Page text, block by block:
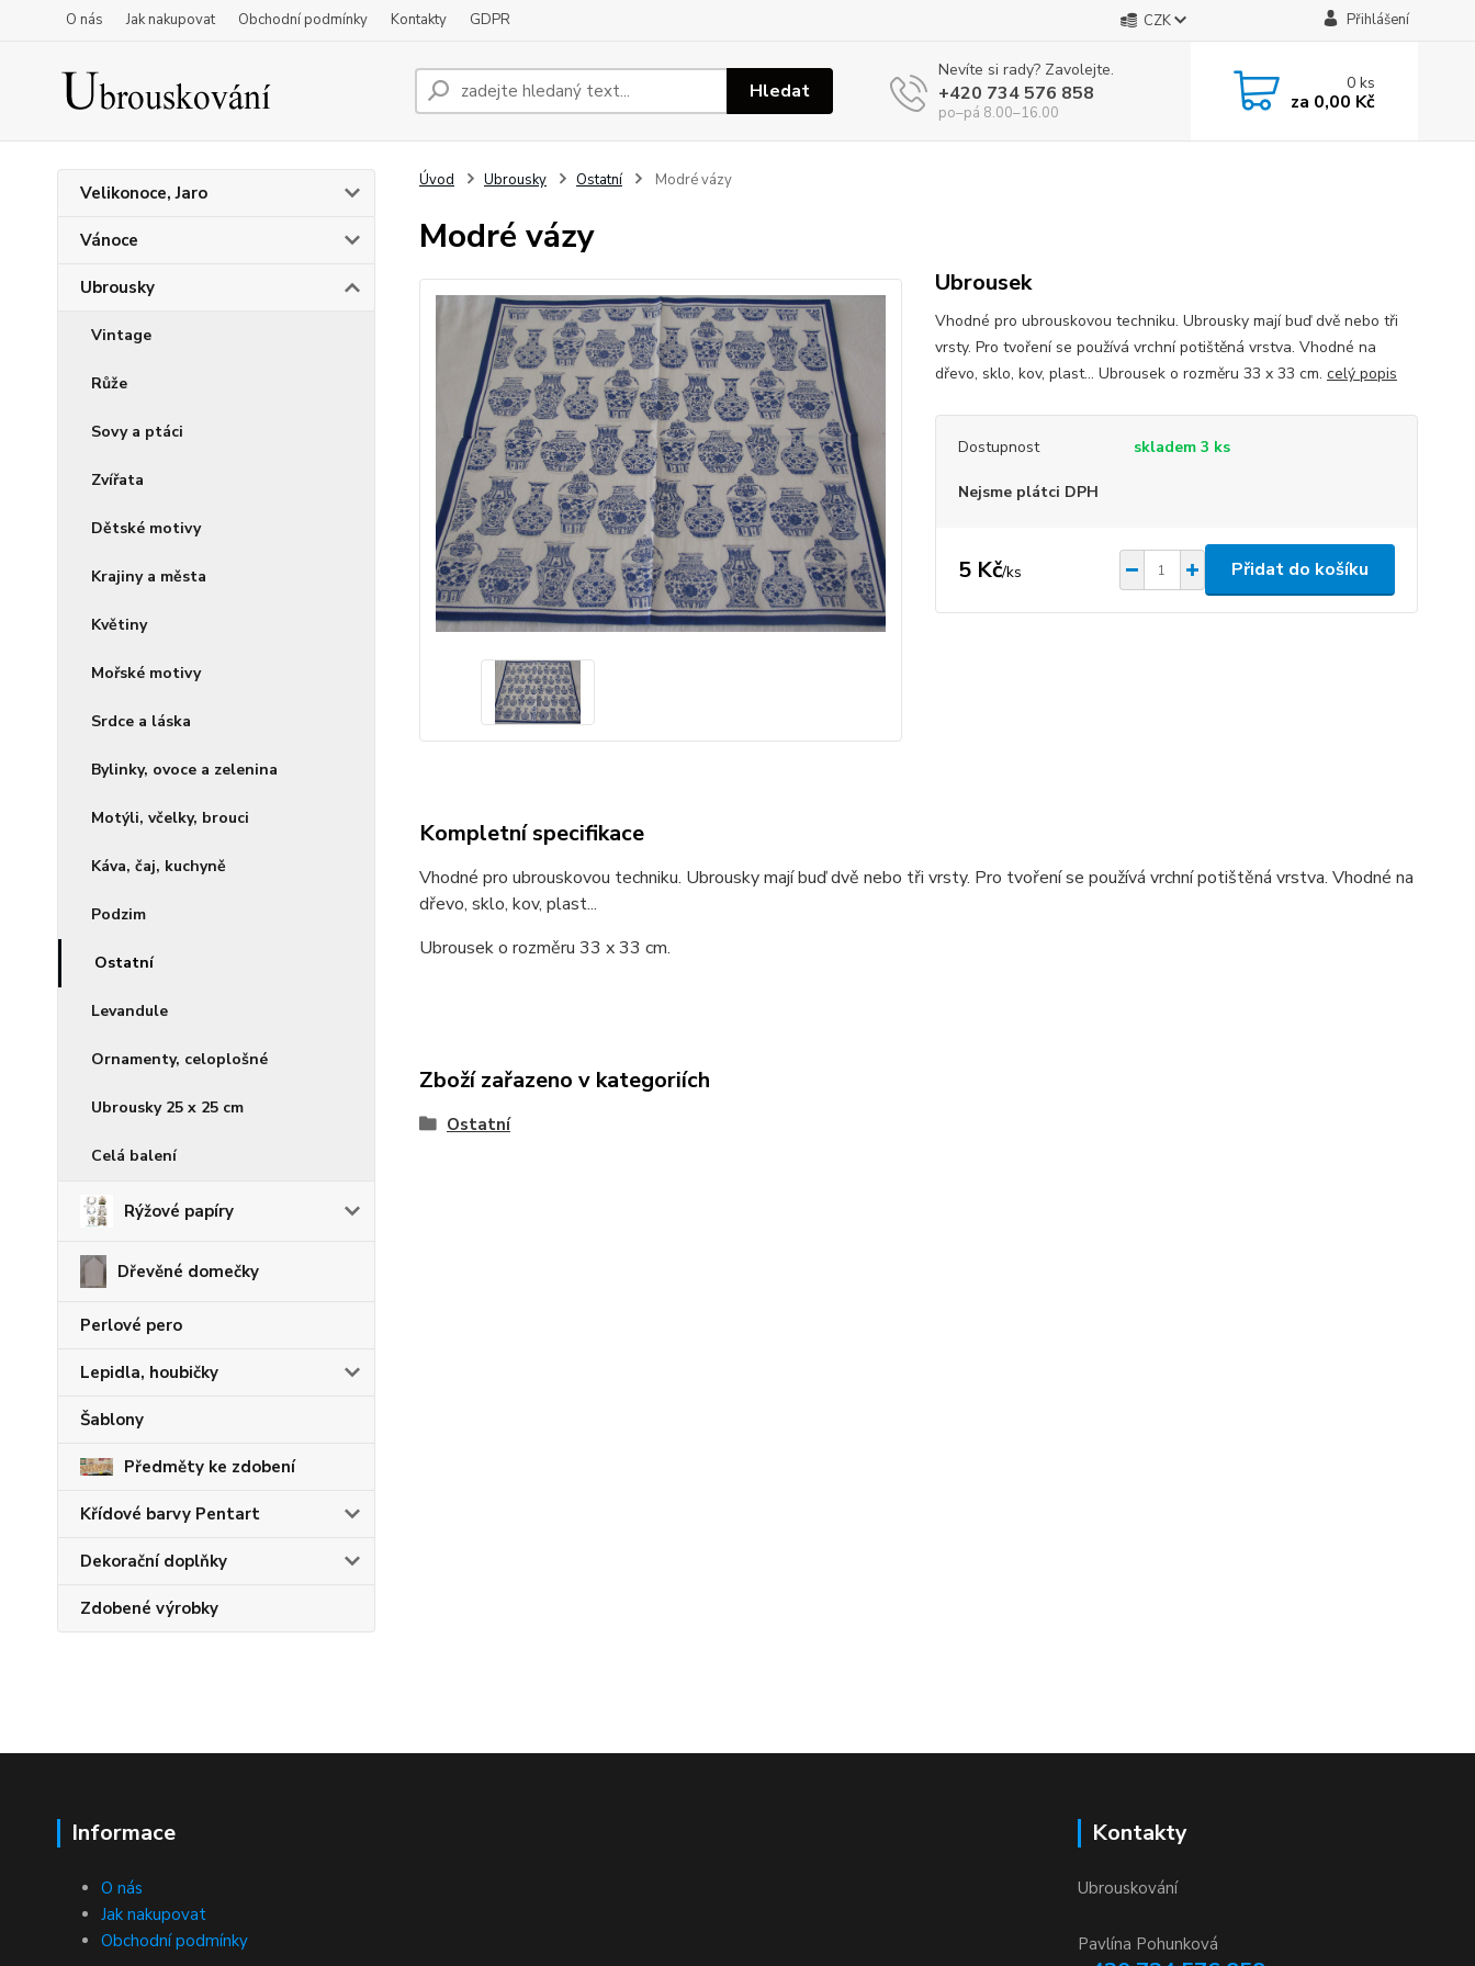
O nás Jak nakupovat Obchodní podmínky Kontakty GDPR CZK Přihlášení
Hledat
Nevíte si rady? Zavolejte.
+420 734 576 858
po–pá 8.00–16.00
0ks
za 0,00 Kč
Velikonoce, Jaro
Vánoce
Ubrousky
Vintage
Růže
Sovy a ptáci
Zvířata
Dětské motivy
Krajiny a města
Květiny
Mořské motivy
Srdce a láska
Bylinky, ovoce a zelenina
Motýli, včelky, brouci
Káva, čaj, kuchyně
Podzim
Ostatní
Levandule
Ornamenty, celoplošné
Ubrousky 25 x 25 cm
Celá balení
Rýžové papíry
Dřevěné domečky
Perlové pero
Lepidla, houbičky
Šablony
Předměty ke zdobení
Křídové barvy Pentart
Dekorační doplňky
Zdobené výrobky
Úvod Ubrousky Ostatní Modré vázy
Modré vázy
Ubrousek
Vhodné pro ubrouskovou techniku. Ubrousky mají buď dvě nebo tři
vrsty. Pro tvoření se používá vrchní potištěná vrstva. Vhodné na
dřevo, sklo, kov, plast... Ubrousek o rozměru 33 x 33 cm. celý popis
Dostupnost skladem 3 ks
Nejsme plátci DPH
5 Kč/ks Přidat do košíku
Kompletní specifikace
Vhodné pro ubrouskovou techniku. Ubrousky mají buď dvě nebo tři vrsty. Pro tvoření se používá vrchní potištěná vrstva. Vhodné na
dřevo, sklo, kov, plast...
Ubrousek o rozměru 33 x 33 cm.
Zboží zařazeno v kategoriích
Ostatní
Informace
O nás
Jak nakupovat
Obchodní podmínky
Kontakty
Ubrouskování
Pavlína Pohunková